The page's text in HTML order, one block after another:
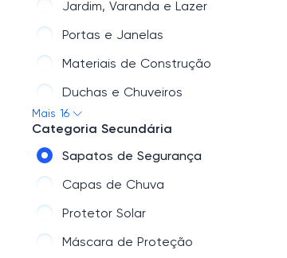
Jardim, Varanda e Lazer
Portas e Janelas
Materiais de Construção
Duchas e Chuveiros
Ferragens
Pisos e Revestimentos
Iluminação
Organização e Limpeza
Tintas e Acessórios
Mais 16
Categoria Secundária
Sapatos de Segurança
Capas de Chuva
Protetor Solar
Máscara de Proteção